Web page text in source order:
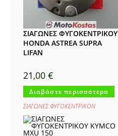
ΣΙΑΓΩΝΕΣ ΦΥΓΟΚΕΝΤΡΙΚΟΥ
HONDA ASTREA SUPRA
LIFAN
21,00€
Διαβάστε περισσότερα
ΣΙΑΓΩΝΕΣ ΦΥΓΟΚΕΝΤΡΙΚΟΝ